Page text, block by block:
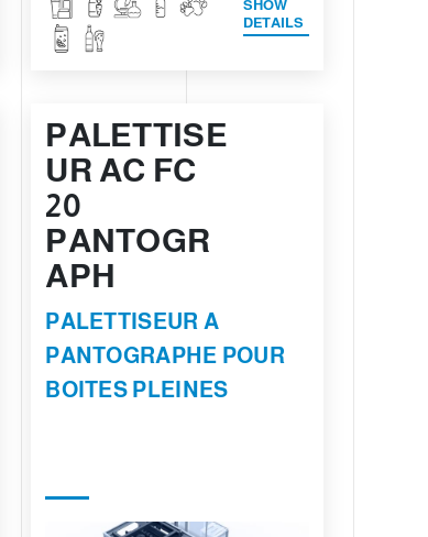
SHOW
DETAILS
PALETTISE
UR AC FC
20
PANTOGR
APH
PALETTISEUR A
PANTOGRAPHE POUR
BOITES PLEINES